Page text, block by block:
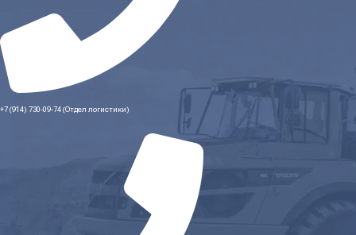
+7 (914) 730-09-74 (Отдел логистики)